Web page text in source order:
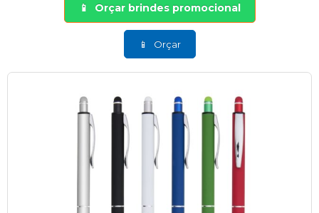
Orçar brindes promocional
Orçar